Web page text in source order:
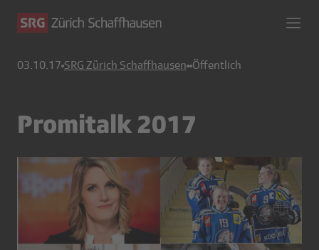
03.10.17 SRG Zürich Schaffhausen Öffentlich
Promitalk 2017